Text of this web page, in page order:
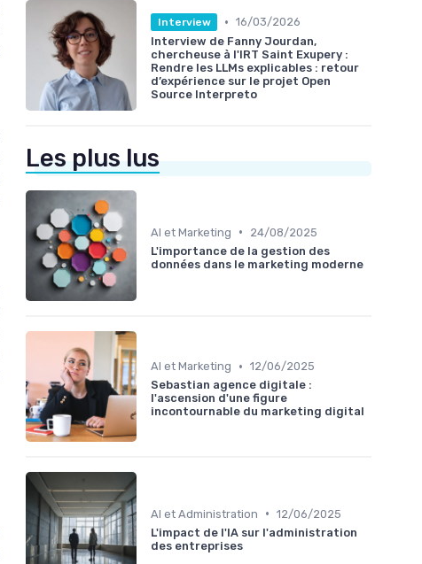
Interview • 16/03/2026
Interview de Fanny Jourdan,
chercheuse à l'IRT Saint Exupery :
Rendre les LLMs explicables : retour
d’expérience sur le projet Open
Source Interpreto
Les plus lus
AI et Marketing •
24/08/2025
L'importance de la gestion des
données dans le marketing moderne
AI et Marketing • 12/06/2025
Sebastian agence digitale :
l'ascension d'une figure
incontournable du marketing digital
AI et Administration • 12/06/2025
L'impact de l'IA sur l'administration
des entreprises